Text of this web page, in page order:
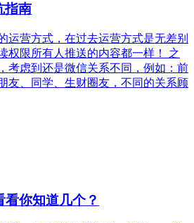
指南
运营方式，在过去运营方式是无差别
权限所有人推送的内容都一样！ 之
考虑到还是微信关系不同，例如：前
友、同学、生财圈友，不同的关系顾
你知道几个？